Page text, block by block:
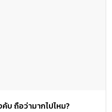
บ ถือว่ามากไปไหม?